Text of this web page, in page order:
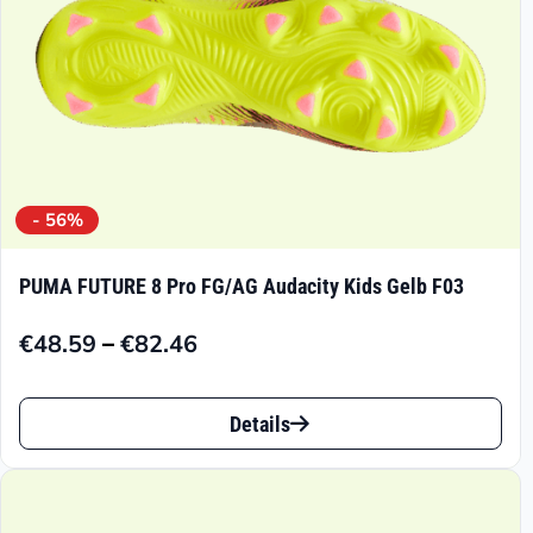
Produktseite
gewählt
werden
- 56%
PUMA FUTURE 8 Pro FG/AG Audacity Kids Gelb F03
€48.59 –€82.46
Preisspanne:
€48.59
€82.46
Dieses
Produkt
Details